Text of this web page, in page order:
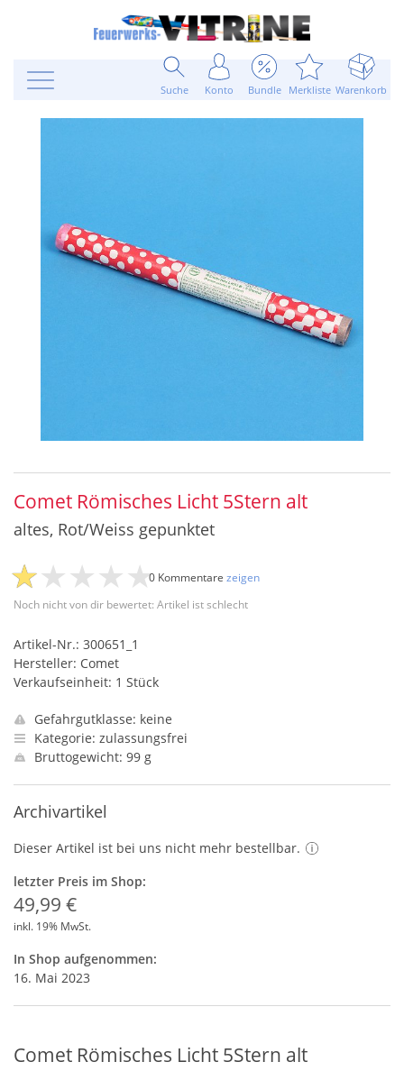
Suche Konto Bundle Merkliste Warenkorb
Comet Römisches Licht 5Stern alt
altes, Rot/Weiss gepunktet
Noch nicht von dir bewertet: Artikel ist schlecht
0 Kommentare zeigen
Artikel-Nr.: 300651_1
Hersteller: Comet
Verkaufseinheit: 1 Stück
Gefahrgutklasse: keine
Kategorie: zulassungsfrei
Bruttogewicht: 99 g
Archivartikel
Dieser Artikel ist bei uns nicht mehr bestellbar.
letzter Preis im Shop:
49,99 €
inkl. 19% MwSt.
In Shop aufgenommen:
16. Mai 2023
Comet Römisches Licht 5Stern alt